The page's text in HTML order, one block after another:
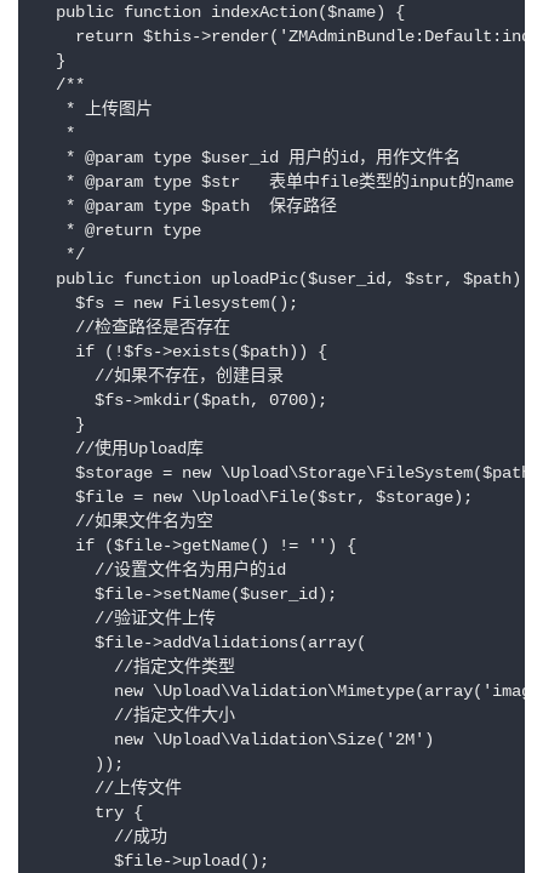
  public function indexAction($name) {
return $this-
  }
  /**
   * 上传图片
   *
   * @param type $user_id 用户的id，用作文件名
   * @param type $str   表单中file类型的input的name
   * @param type $path  保存路径
   * @return type
   */
  public function uploadPic($user_id, $str, $path) {
    $fs = new Filesystem();
    //检查路径是否存在
    if (!$fs->exists($path)) {
      //如果不存在，创建目录
      $fs->mkdir($path, 0700);
    }
    //使用Upload库
$storage = new
    $file = new \Upload\File($str, $storage);
    //如果文件名为空
    if ($file->getName() != '') {
      //设置文件名为用户的id
      $file->setName($user_id);
      //验证文件上传
      $file->addValidations(array(
        //指定文件类型
new
        //指定文件大小
        new \Upload\Validation\Size('2M')
      ));
      //上传文件
      try {
        //成功
        $file->upload();